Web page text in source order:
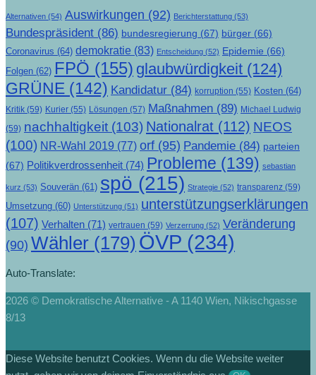
Alternativen (54) Auswirkungen (92) Berichterstattung (53)
Bundespräsident (86) bundesregierung (67) bürger (66)
Coronavirus (64) demokratie (83) Entscheidung (52) Epidemie (66)
Folgen (62) FPÖ (155) glaubwürdigkeit (124)
GRÜNE (142) Kandidatur (84) korruption (55) Kosten (64)
Kritik (59) Kurier (55) Lösungen (57) Maßnahmen (89) Michael Ludwig
(59) nachhaltigkeit (103) Nationalrat (112) NEOS
(100) NR-Wahl 2019 (77) orf (95) Pandemie (84) parteien
(67) Politikverdrossenheit (74) Probleme (139) sebastian
kurz (53) Souverän (61) spö (215) Strategie (52) transparenz (59)
Umsetzung (60) Unterstützung (51) unterstützungserklärungen
(107) Verhalten (71) vertrauen (59) Verzerrung (52) Veränderung
(90) Wähler (179) ÖVP (234)
Auto-Translate:
2026 © Demokratische Alternative - A 1140 Wien, Nikischgasse
8/13
Diese Website benutzt Cookies. Wenn du die Website weiter